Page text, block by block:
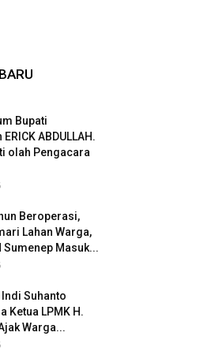
Bupati
ABDULLAH.
olah Pengacara
Beroperasi,
Lahan Warga,
Sumenep Masuk...
Suhanto
Ketua LPMK H.
Warga...